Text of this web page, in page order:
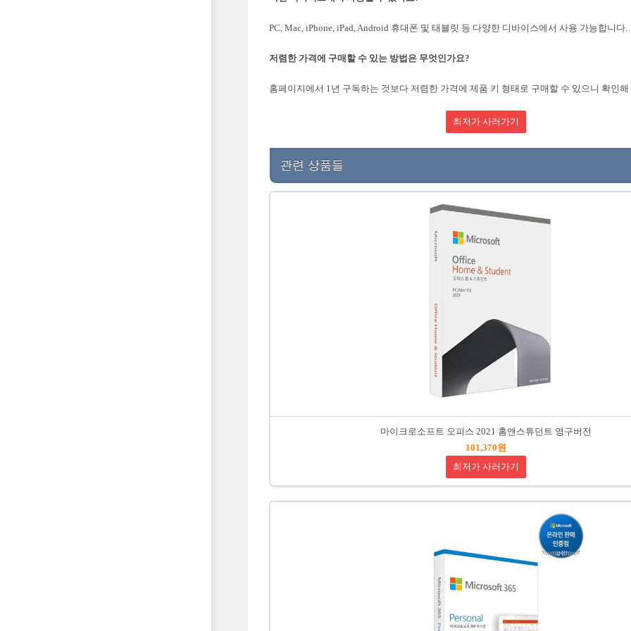
PC, Mac, iPhone, iPad, Android 휴대폰 및 태블릿 등 다양한 디바이스에서 사용 가능합니다.
저렴한 가격에 구매할 수 있는 방법은 무엇인가요?
홈페이지에서 1년 구독하는 것보다 저렴한 가격에 제품 키 형태로 구매할 수 있으니 확인해
최저가 사러가기
관련 상품들
마이크로소프트 오피스 2021 홈앤스튜던트 영구버전
101,370원
최저가 사러가기